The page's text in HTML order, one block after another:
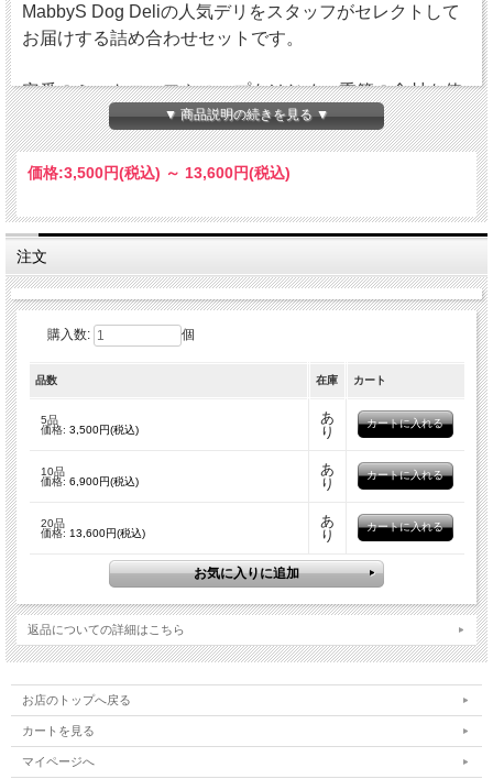
MabbyS Dog Deliの人気デリをスタッフがセレクトして
お届けする詰め合わせセットです。
定番のミートローフやスープをはじめ、季節の食材を使
用したデリなどを厳選いたします。
単品でご注文いただくより少しお得なセットです。
ておりません。
特定の商品をご希望の場合は単品商品よりお好みの商品
をご注文ください。
☑︎お得に楽しみたい
☑︎いろいろなデリを楽しみたいけれど迷ってしまう
という方には特におすすめです。
何が届くかワクワクしながらお待ちいただく時間もセッ
※同じメニューが重複する場合がございますのであらか
じめご了承ください
原材料
セット内容により異なります
※商品ラベルに当該商品の原材料を表示しております
▼ 商品説明の続きを見る ▼
価格:3,500円(税込) ～ 13,600円(税込)
注文
購入数: 個
品数 在庫 カート
5品
価格: 3,500円(税込)
あ
り
10品
価格: 6,900円(税込)
あ
り
20品
価格: 13,600円(税込)
あ
り
返品についての詳細はこちら
お店のトップへ戻る
カートを見る
マイページへ